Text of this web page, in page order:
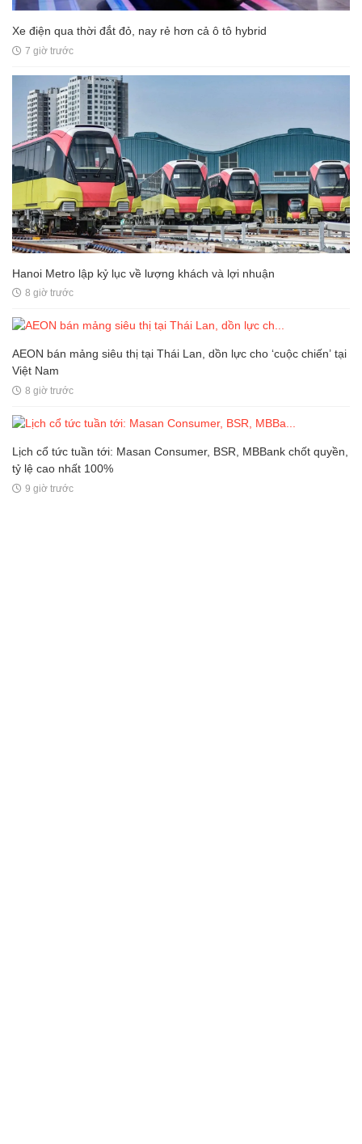
Xe điện qua thời đắt đỏ, nay rẻ hơn cả ô tô hybrid
7 giờ trước
Hanoi Metro lập kỷ lục về lượng khách và lợi nhuận
8 giờ trước
AEON bán mảng siêu thị tại Thái Lan, dồn lực cho ‘cuộc chiến’ tại
Việt Nam
8 giờ trước
Lịch cổ tức tuần tới: Masan Consumer, BSR, MBBank chốt quyền,
tỷ lệ cao nhất 100%
9 giờ trước